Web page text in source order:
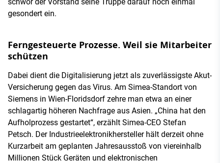
gesondert ein.
Ferngesteuerte Prozesse. Weil sie Mitarbeiter
schützen
Dabei dient die Digitalisierung jetzt als zuverlässigste Akut-
Versicherung gegen das Virus. Am Simea-Standort von
Siemens in Wien-Floridsdorf zehre man etwa an einer
schlagartig höheren Nachfrage aus Asien. „China hat den
Aufholprozess gestartet“, erzählt Simea-CEO Stefan
Petsch. Der Industrieelektronikhersteller hält derzeit ohne
Kurzarbeit am geplanten Jahresausstoß von viereinhalb
Millionen Stück Geräten und elektronischen